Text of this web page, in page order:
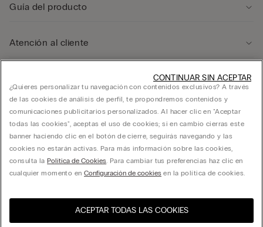
Selecciona la talla
Guía del producto
Atención al cliente
Empresa
FRANCHISING CALZEDONIA ESPAÑA, S.A. calle Ciencias 71-87, Polígono Pedrosa,
United States
¿Quieres personalizar tu navegación con contenidos exclusivos? A través
de las cookies de análisis de perfil, te propondremos contenidos y
comunicaciones publicitarios personalizados. Al hacer clic en "Aceptar
todas las cookies", aceptas el uso de cookies; si en cambio cierras este
banner haciendo clic en el botón de cierre, seguirás navegando y las
cookies no estarán activas. Para más información sobre las cookies,
consulta laPolítica de Cookies. Para cambiar tus preferencias haz clic en
cualquier momento enConfiguración de cookies en la política de cookies.
ACEPTAR TODAS LAS COOKIES
CONTINUAR SIN ACEPTAR